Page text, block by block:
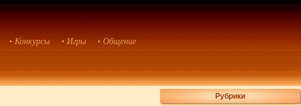
• Конкурсы • Игры • Общение
Рубрики